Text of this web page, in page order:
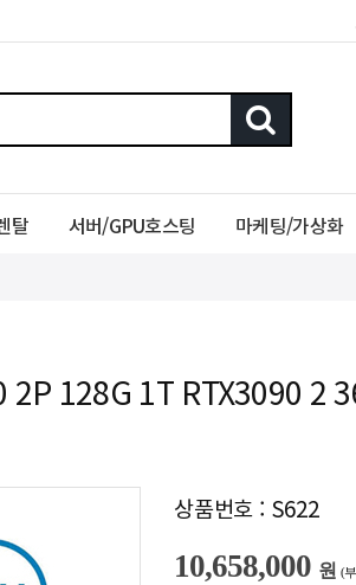
탈 서버/GPU호스팅 마케팅/가상화
2P 128G 1T RTX3090 2
상품번호 : S622
10,658,000 원 (